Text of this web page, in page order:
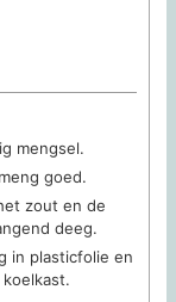
mengsel.
goed.
zout en de
deeg.
in plasticfolie en